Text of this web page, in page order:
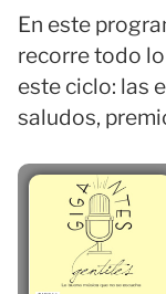
En este
recorre todo
este ciclo: las
saludos,